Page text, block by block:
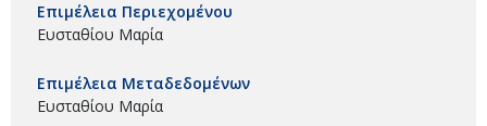
Επιμέλεια Περιεχομένου
Ευσταθίου Μαρία
Επιμέλεια Μεταδεδομένων
Ευσταθίου Μαρία